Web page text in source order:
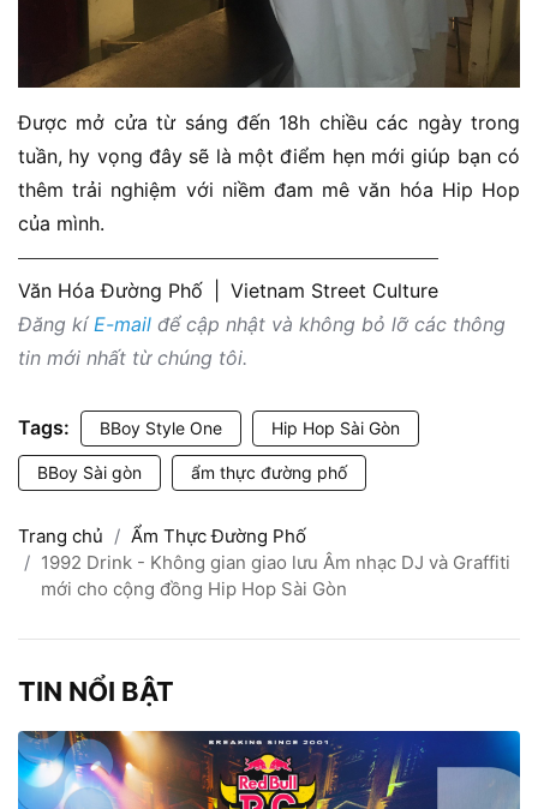
Được mở cửa từ sáng đến 18h chiều các ngày trong
tuần, hy vọng đây sẽ là một điểm hẹn mới giúp bạn có
thêm trải nghiệm với niềm đam mê văn hóa Hip Hop
của mình.
Văn Hóa Đường Phố
Vietnam Street Culture
Đăng kíE-mail để cập nhật và không bỏ lỡ các thông
tin mới nhất từ chúng tôi.
Tags: BBoy Style One Hip Hop Sài Gòn
BBoy Sài gòn ẩm thực đường phố
Trang chủ
Ẩm Thực Đường Phố
1992 Drink - Không gian giao lưu Âm nhạc DJ và Graffiti
mới cho cộng đồng Hip Hop Sài Gòn
TIN NỔI BẬT